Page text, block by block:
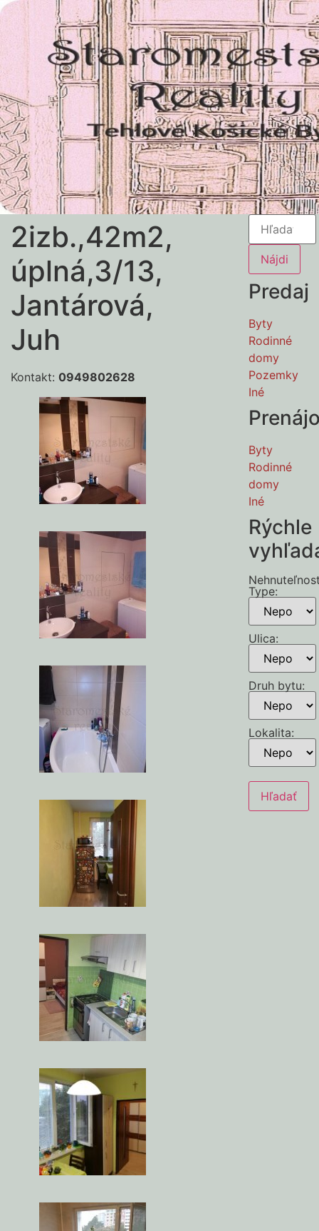
2izb.,42m2,
úplná,3/13,
Jantárová,
Juh
Kontakt: 0949802628
Predaj
Byty
Rodinné
domy
Pozemky
Iné
Byty
Rodinné
domy
Iné
Rýchle
Type:
Ulica:
Druh bytu:
Lokalita: